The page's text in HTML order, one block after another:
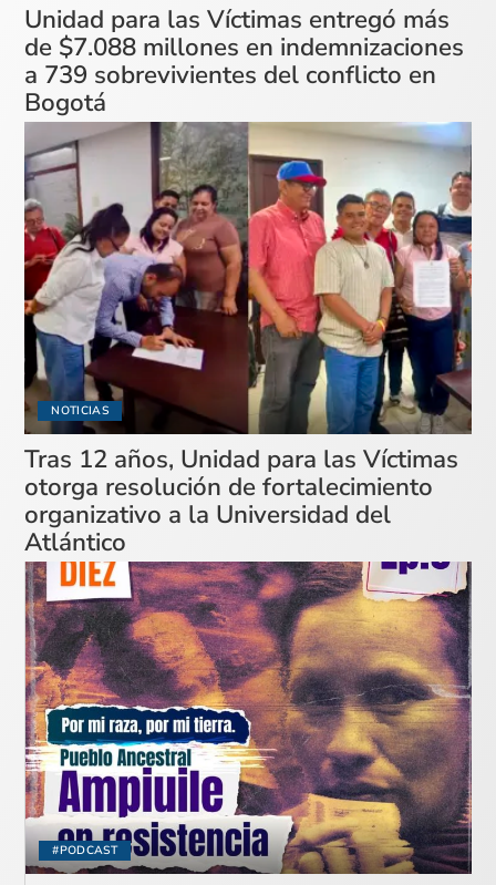
Unidad para las Víctimas entregó más
de $7.088 millones en indemnizaciones
a 739 sobrevivientes del conflicto en
Bogotá
NOTICIAS
Tras 12 años, Unidad para las Víctimas
otorga resolución de fortalecimiento
organizativo a la Universidad del
Atlántico
#PODCAST